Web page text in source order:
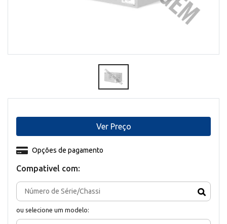
Compativel com:
ou selecione um modelo:
Opções de pagamento
Ver Preço